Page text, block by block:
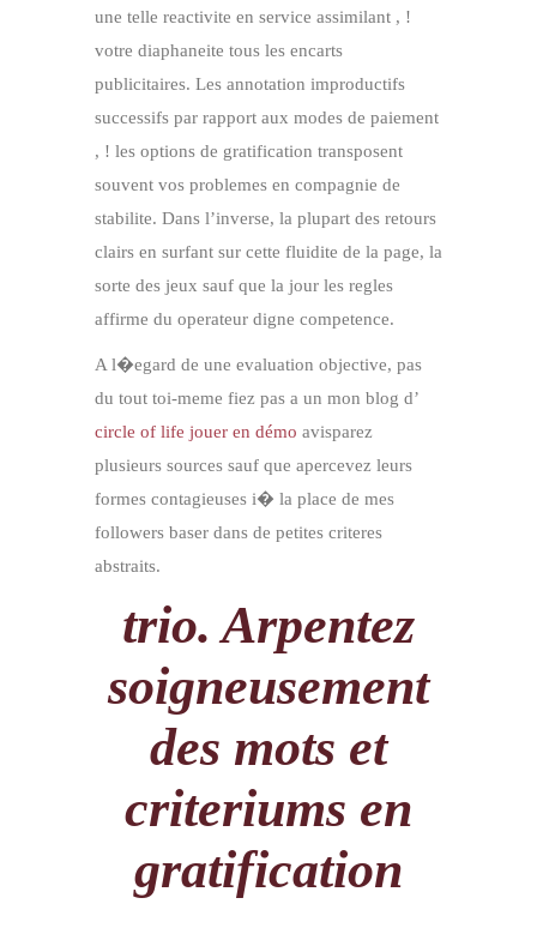
une telle reactivite en service assimilant , !
votre diaphaneite tous les encarts
publicitaires. Les annotation improductifs
successifs par rapport aux modes de paiement
, ! les options de gratification transposent
souvent vos problemes en compagnie de
stabilite. Dans l’inverse, la plupart des retours
clairs en surfant sur cette fluidite de la page, la
sorte des jeux sauf que la jour les regles
affirme du operateur digne competence.
A l�egard de une evaluation objective, pas
du tout toi-meme fiez pas a un mon blog d’
circle of life jouer en démo avisparez
plusieurs sources sauf que apercevez leurs
formes contagieuses i� la place de mes
followers baser dans de petites criteres
abstraits.
trio. Arpentez
soigneusement
des mots et
criteriums en
gratification